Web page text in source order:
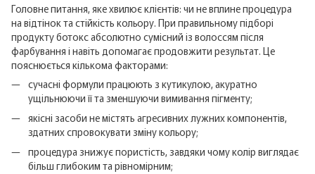
Головне питання, яке хвилює клієнтів: чи не вплине процедура
на відтінок та стійкість кольору. При правильному підборі
продукту ботокс абсолютно сумісний із волоссям після
фарбування і навіть допомагає продовжити результат. Це
пояснюється кількома факторами:
сучасні формули працюють з кутикулою, акуратно
ущільнюючи її та зменшуючи вимивання пігменту;
якісні засоби не містять агресивних лужних компонентів,
здатних спровокувати зміну кольору;
процедура знижує пористість, завдяки чому колір виглядає
більш глибоким та рівномірним;